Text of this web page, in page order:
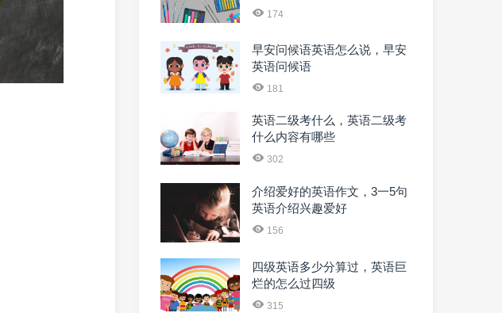
174
早安问候语英语怎么说，早安
英语问候语
181
英语二级考什么，英语二级考
什么内容有哪些
302
介绍爱好的英语作文，3一5句
英语介绍兴趣爱好
156
四级英语多少分算过，英语巨
烂的怎么过四级
315